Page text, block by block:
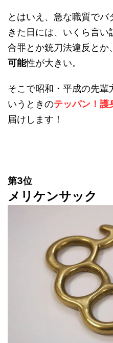
とはいえ、急な職質で
きた日には、いくら言
合罪とか銃刀法違反とか、
可能性が大きい。
そこで昭和・平成の先輩
いうときのテッパン！護
届けします！
第3位
メリケンサック